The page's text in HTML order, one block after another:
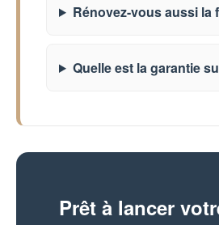
Rénovez-vous aussi la
Quelle est la garantie
Prêt à lancer